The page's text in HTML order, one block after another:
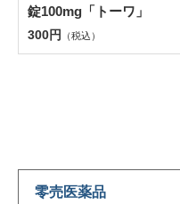
錠100mg「トーワ」
300円 （税込）
零売医薬品